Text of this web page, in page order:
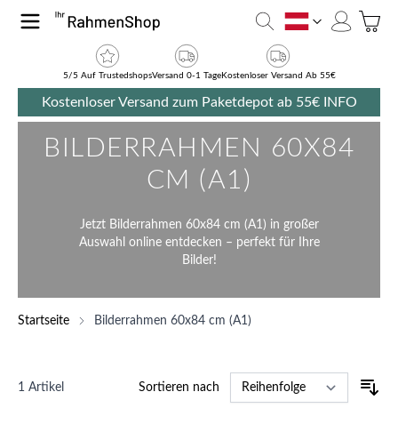
Zum Inhalt springen
AT
5/5 Auf TrustedshopsVersand 0-1 TageKostenloser Versand Ab 55€
Kostenloser Versand zum Paketdepot ab 55€ INFO
BILDERRAHMEN 60X84
CM (A1)
Jetzt Bilderrahmen 60x84 cm (A1) in großer
Auswahl online entdecken – perfekt für Ihre
Bilder!
Startseite Bilderrahmen 60x84 cm (A1)
1 Artikel Sortieren nach